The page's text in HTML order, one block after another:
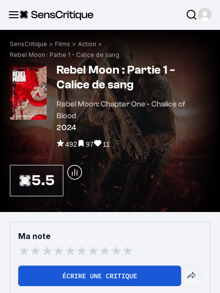
SensCritique > Films > Action >
Rebel Moon : Partie 1 - Calice de sang
Rebel Moon : Partie 1 -
Calice de sang
Rebel Moon: Chapter One - Chalice of
Blood
2024
492 97 11
5.5
Ma note
ÉCRIRE UNE CRITIQUE